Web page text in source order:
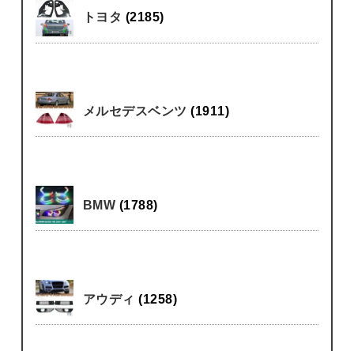
トヨタ (2185)
メルセデスベンツ(1911)
BMW (1788)
アウディ(1258)